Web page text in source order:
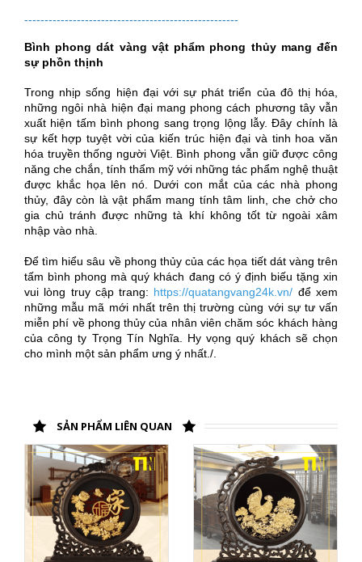
-----------------------------------------------------
Bình phong dát vàng vật phẩm phong thủy mang đến
sự phồn thịnh
Trong nhịp sống hiện đại với sự phát triển của đô thị hóa,
những ngôi nhà hiện đại mang phong cách phương tây vẫn
xuất hiện tấm bình phong sang trọng lộng lẫy. Đây chính là
sự kết hợp tuyệt vời của kiến trúc hiện đại và tinh hoa văn
hóa truyền thống người Việt. Bình phong vẫn giữ được công
năng che chắn, tính thẩm mỹ với những tác phẩm nghệ thuật
được khắc họa lên nó. Dưới con mắt của các nhà phong
thủy, đây còn là vật phẩm mang tính tâm linh, che chở cho
gia chủ tránh được những tà khí không tốt từ ngoài xâm
nhập vào nhà.
Để tìm hiểu sâu về phong thủy của các họa tiết dát vàng trên
tấm bình phong mà quý khách đang có ý định biếu tặng xin
vui lòng truy cập trang: https://quatangvang24k.vn/ để xem
những mẫu mã mới nhất trên thị trường cùng với sự tư vấn
miễn phí về phong thủy của nhân viên chăm sóc khách hàng
của công ty Trọng Tín Nghĩa. Hy vọng quý khách sẽ chọn
cho mình một sản phẩm ưng ý nhất./.
SẢN PHẨM LIÊN QUAN